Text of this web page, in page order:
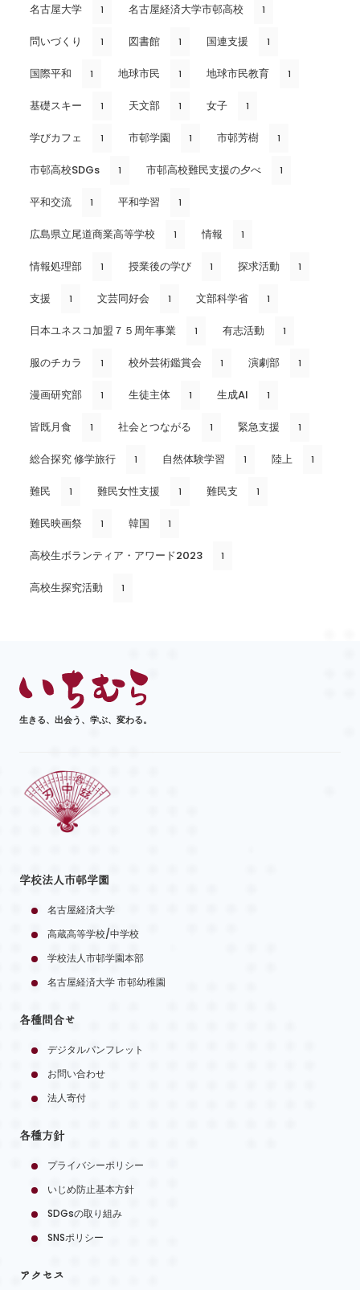
名古屋大学 1 名古屋経済大学市邨高校 1
問いづくり 1 図書館 1 国連支援 1
国際平和 1 地球市民 1 地球市民教育 1
基礎スキー 1 天文部 1 女子 1
学びカフェ 1 市邨学園 1 市邨芳樹 1
市邨高校SDGs 1 市邨高校難民支援の夕べ 1
平和交流 1 平和学習 1
広島県立尾道商業高等学校 1 情報 1
情報処理部 1 授業後の学び 1 探求活動 1
支援 1 文芸同好会 1 文部科学省 1
日本ユネスコ加盟７５周年事業 1 有志活動 1
服のチカラ 1 校外芸術鑑賞会 1 演劇部 1
漫画研究部 1 生徒主体 1 生成AI 1
皆既月食 1 社会とつながる 1 緊急支援 1
総合探究 修学旅行 1 自然体験学習 1 陸上 1
難民 1 難民女性支援 1 難民支 1
難民映画祭 1 韓国 1
高校生ボランティア・アワード2023 1
高校生探究活動 1
生きる、出会う、学ぶ、変わる。
学校法人市邨学園
名古屋経済大学
高蔵高等学校/中学校
学校法人市邨学園本部
名古屋経済大学 市邨幼稚園
各種問合せ
デジタルパンフレット
お問い合わせ
法人寄付
各種方針
プライバシーポリシー
いじめ防止基本方針
SDGsの取り組み
SNSポリシー
アクセス